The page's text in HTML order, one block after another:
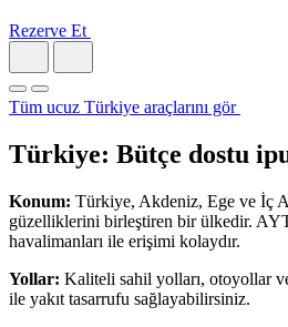
Rezerve Et
Tüm ucuz Türkiye araçlarını gör
Türkiye: Bütçe dostu
Konum: Türkiye, Akdeniz, Ege ve İç
güzelliklerini birleştiren bir ülkedir.
havalimanları ile erişimi kolaydır.
Yollar: Kaliteli sahil yolları, otoyollar
ile yakıt tasarrufu sağlayabilirsiniz.